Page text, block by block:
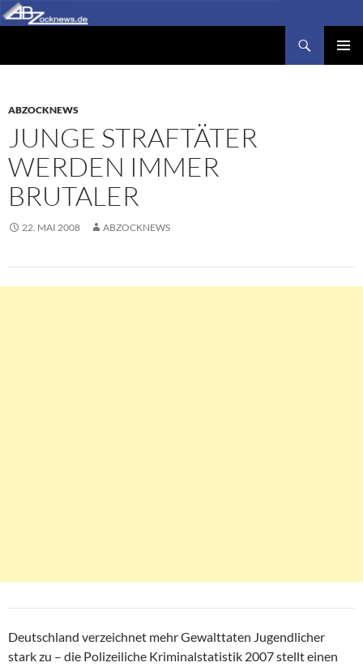
Zum
Inhalt
ABZOCKNEWS
JUNGE STRAFTÄTER
WERDEN IMMER
BRUTALER
22. MAI 2008 ABZOCKNEWS
Deutschland verzeichnet mehr Gewalttaten Jugendlicher
stark zu – die Polizeiliche Kriminalstatistik 2007 stellt einen